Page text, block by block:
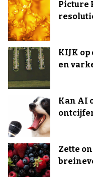
Picture
KIJK
en
Kan AI
Zette